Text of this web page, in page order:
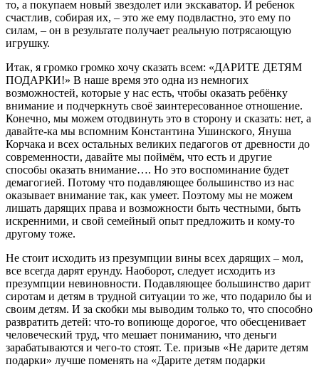
то, а покупаем новый звездолет или экскаватор. И ребенок
счастлив, собирая их, – это же ему подвластно, это ему по
силам, – он в результате получает реальную потрясающую
игрушку.
Итак, я громко громко хочу сказать всем: «ДАРИТЕ ДЕТЯМ
ПОДАРКИ!» В наше время это одна из немногих
возможностей, которые у нас есть, чтобы оказать ребёнку
внимание и подчеркнуть своё заинтересованное отношение.
Конечно, мы можем отодвинуть это в сторону и сказать: нет, а
давайте-ка мы вспомним Константина Ушинского, Януша
Корчака и всех остальных великих педагогов от древности до
современности, давайте мы поймём, что есть и другие
способы оказать внимание…. Но это воспоминание будет
демагогией. Потому что подавляющее большинство из нас
оказывает внимание так, как умеет. Поэтому мы не можем
лишать дарящих права и возможности быть честными, быть
искренними, и свой семейный опыт предложить и кому-то
другому тоже.
Не стоит исходить из презумпции вины всех дарящих – мол,
все всегда дарят ерунду. Наоборот, следует исходить из
презумпции невиновности. Подавляющее большинство дарит
сиротам и детям в трудной ситуации то же, что подарило бы и
своим детям. И за скобки мы выводим только то, что способно
развратить детей: что-то вопиюще дорогое, что обесценивает
человеческий труд, что мешает пониманию, что деньги
зарабатываются и чего-то стоят. Т.е. призыв «Не дарите детям
подарки» лучше поменять на «Дарите детям подарки